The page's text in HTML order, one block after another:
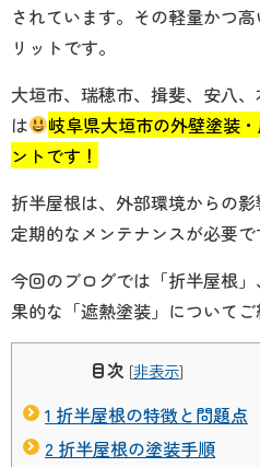
されています。その軽量かつ
リットです。
大垣市、瑞穂市、揖斐、安八
は
岐阜県大垣市の外壁塗装
ントです！
折半屋根は、外部環境からの影
定期的なメンテナンスが必要で
今回のブログでは「折半屋根
果的な「遮熱塗装」についてご
目次 [非表示]
1 折半屋根の特徴と問題点
2 折半屋根の塗装手順